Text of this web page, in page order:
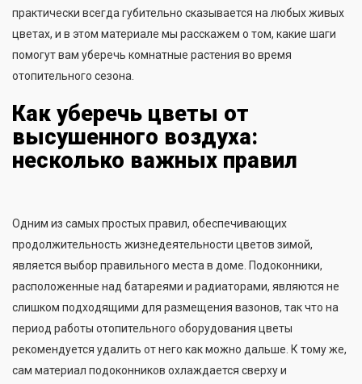
практически всегда губительно сказывается на любых живых
цветах, и в этом материале мы расскажем о том, какие шаги
помогут вам уберечь комнатные растения во время
отопительного сезона.
Как уберечь цветы от
высушенного воздуха:
несколько важных правил
Одним из самых простых правил, обеспечивающих
продолжительность жизнедеятельности цветов зимой,
является выбор правильного места в доме. Подоконники,
расположенные над батареями и радиаторами, являются не
слишком подходящими для размещения вазонов, так что на
период работы отопительного оборудования цветы
рекомендуется удалить от него как можно дальше. К тому же,
сам материал подоконников охлаждается сверху и